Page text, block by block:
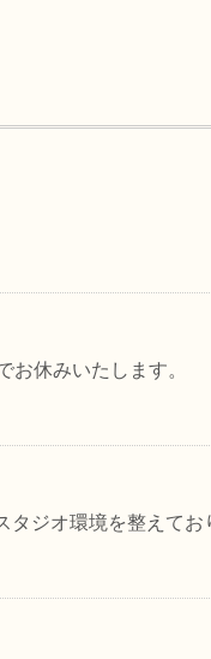
休みいたします。
ジオ環境を整えてお